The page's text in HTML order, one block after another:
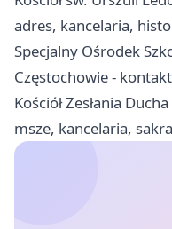
adres, kancelaria,
Specjalny Ośrodek
Częstochowie -
Kościół Zesłania
msze, kancelaria,